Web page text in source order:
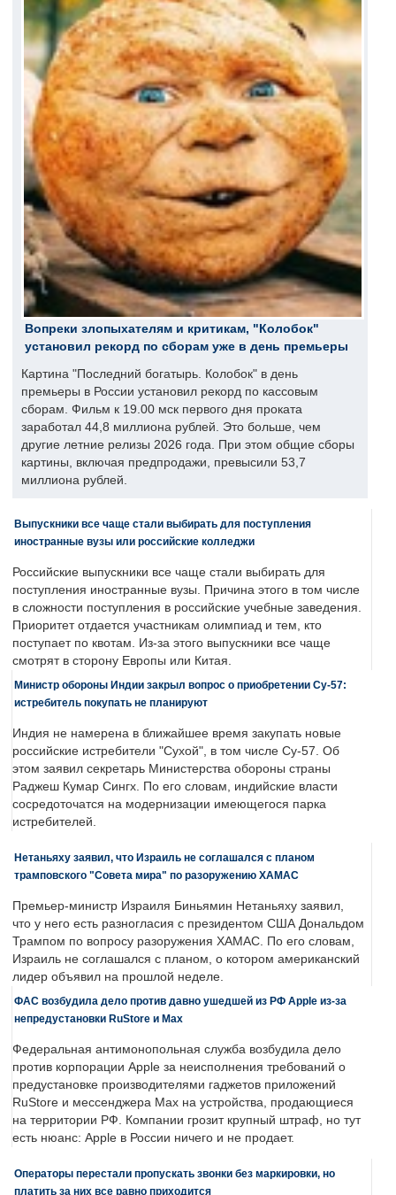
Вопреки злопыхателям и критикам, "Колобок"
установил рекорд по сборам уже в день премьеры
Картина "Последний богатырь. Колобок" в день
премьеры в России установил рекорд по кассовым
сборам. Фильм к 19.00 мск первого дня проката
заработал 44,8 миллиона рублей. Это больше, чем
другие летние релизы 2026 года. При этом общие сборы
картины, включая предпродажи, превысили 53,7
миллиона рублей.
Выпускники все чаще стали выбирать для поступления
иностранные вузы или российские колледжи
Российские выпускники все чаще стали выбирать для
поступления иностранные вузы. Причина этого в том числе
в сложности поступления в российские учебные заведения.
Приоритет отдается участникам олимпиад и тем, кто
поступает по квотам. Из-за этого выпускники все чаще
смотрят в сторону Европы или Китая.
Министр обороны Индии закрыл вопрос о приобретении Су-57:
истребитель покупать не планируют
Индия не намерена в ближайшее время закупать новые
российские истребители "Сухой", в том числе Су-57. Об
этом заявил секретарь Министерства обороны страны
Раджеш Кумар Сингх. По его словам, индийские власти
сосредоточатся на модернизации имеющегося парка
истребителей.
Нетаньяху заявил, что Израиль не соглашался с планом
трамповского "Совета мира" по разоружению ХАМАС
Премьер-министр Израиля Биньямин Нетаньяху заявил,
что у него есть разногласия с президентом США Дональдом
Трампом по вопросу разоружения ХАМАС. По его словам,
Израиль не соглашался с планом, о котором американский
лидер объявил на прошлой неделе.
ФАС возбудила дело против давно ушедшей из РФ Apple из-за
непредустановки RuStore и Max
Федеральная антимонопольная служба возбудила дело
против корпорации Apple за неисполнения требований о
предустановке производителями гаджетов приложений
RuStore и мессенджера Max на устройства, продающиеся
на территории РФ. Компании грозит крупный штраф, но тут
есть нюанс: Apple в России ничего и не продает.
Операторы перестали пропускать звонки без маркировки, но
платить за них все равно приходится